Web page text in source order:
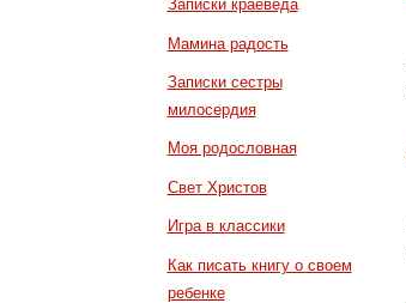
Записки краеведа
Мамина радость
Записки сестры
милосердия
Моя родословная
Свет Христов
Игра в классики
Как писать книгу о своем
ребенке